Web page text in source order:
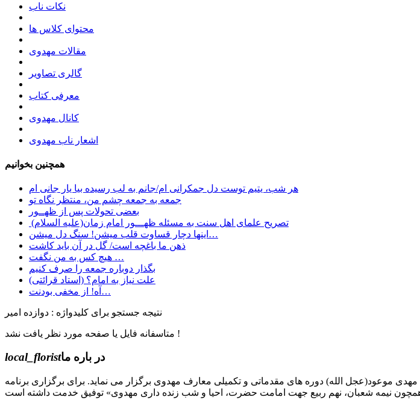
نکات ناب
محتوای کلاس ها
مقالات مهدوی
گالری تصاویر
معرفی کتاب
کانال مهدوی
اشعار ناب مهدوی
همچنین بخوانیم
هر شب، یتیم توست دل جمکرانی ام/جانم به لب رسیده بیا یار جانی ام
جمعه به جمعه چشم من، منتظر نگاه تو
بعضی تحولات پس از ظهــور
تصریح علمای اهل سنت به مسئله ظهـــور امام زمان(علیه السلام)
اینها دچار قساوت قلب میشن! سنگ دل میشن…
ﺫﻫﻦ ﻣﺎ ﺑﺎﻏﭽﻪ ﺍﺳﺖ/ ﮔﻞ ﺩﺭ ﺁﻥ ﺑﺎﯾﺪ ﮐﺎﺷﺖ
هیچ کس به من نگفت …
بگذار دوباره جمعه را صرف کنیم
علت نیاز به امام؟ (استاد قرائتی)
آه! از مخفی بودنت…
نتیجه جستجو برای کلیدواژه : دوازده امیر
متاسفانه فایل یا صفحه مورد نظر یافت نشد !
local_floristدر باره ما
گردیده و زیر نظر بنیاد حضرت مهدی موعود(عجل الله) دوره های مقدماتی و تکمیلی معارف مهدوی برگزار می نماید. برای برگزاری برنامه